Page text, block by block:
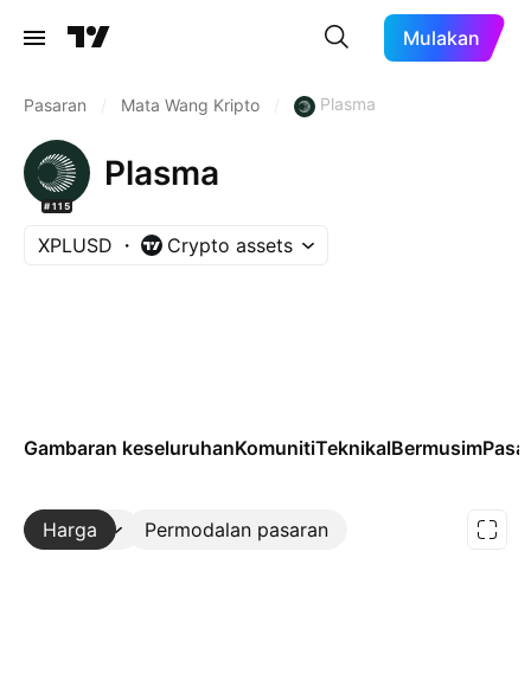
Mulakan
Pasaran Mata Wang Kripto Plasma
#115
Plasma
XPLUSD Crypto assets
Gambaran keseluruhanKomunitiTeknikalBermusim
Harga Permodalan pasaran
Lebih